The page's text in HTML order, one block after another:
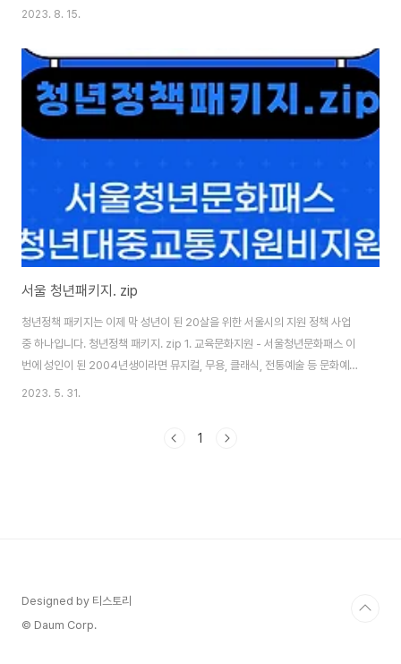
(2001~2004년생, 내외국인) 중 가구 소득이 중위소득 150% 이하인 청년
이다. 치열한 학업경쟁과 경제적인 이유 등으로 공연관람이 어려웠던 청년들의
문화생활을 지원하고, 동시에 청년들이 문화예술의 적극 소비층인 ‘예술 애호
가’로 성장하는 것을 도와 문화예술의 소비와 창작을 촉진하는 ‘선순환 구조’를
형성하겠다는 취지로 기획되었다. 앞서 서울시는 지난 4~5월, 서울거주 19세
청년을 대상으로 상반기 신..
2023. 8. 15.
서울 청년패키지. zip
청년정책 패키지는 이제 막 성년이 된 20살을 위한 서울시의 지원 정책 사업
중 하나입니다. 청년정책 패키지. zip 1. 교육문화지원 - 서울청년문화패스 이
번에 성인이 된 2004년생이라면 뮤지컬, 무용, 클래식, 전통예술 등 문화예술
공연을 볼 수 있는 문화이용권을 지급합니다. ◎ 지원대상 연령요건 : 만 19세
2023. 5. 31.
1
Designed by 티스토리
© Daum Corp.